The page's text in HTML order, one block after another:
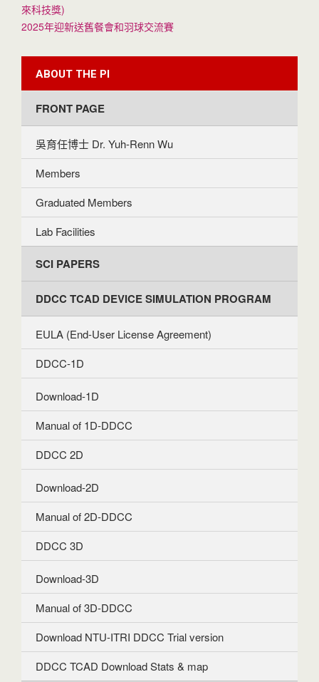
來科技獎)
2025年迎新送舊餐會和羽球交流賽
ABOUT THE PI
FRONT PAGE
吳育任博士 Dr. Yuh-Renn Wu
Members
Graduated Members
Lab Facilities
SCI PAPERS
DDCC TCAD DEVICE SIMULATION PROGRAM
EULA (End-User License Agreement)
DDCC-1D
Download-1D
Manual of 1D-DDCC
DDCC 2D
Download-2D
Manual of 2D-DDCC
DDCC 3D
Download-3D
Manual of 3D-DDCC
Download NTU-ITRI DDCC Trial version
DDCC TCAD Download Stats & map